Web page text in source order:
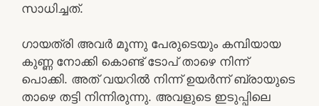
സാധിച്ചത്.
ഗായത്രി അവർ മൂന്നു പേരുടെയും കമ്പിയായ
കുണ്ണ നോക്കി കൊണ്ട് ടോപ് താഴെ നിന്ന്
പൊക്കി. അത് വയറിൽ നിന്ന് ഉയർന്ന് ബ്രായുടെ
താഴെ തട്ടി നിന്നിരുന്നു. അവളുടെ ഇടുപ്പിലെ